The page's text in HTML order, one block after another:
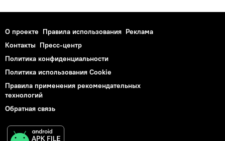
О проекте Правила использования Реклама
Контакты Пресс-центр
Политика конфиденциальности
Политика использования Cookie
Правила применения рекомендательных
технологий
Обратная связь